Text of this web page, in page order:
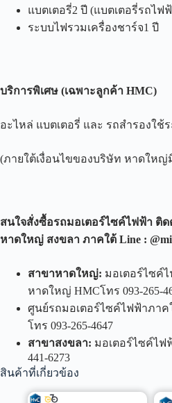
แบตเตอรี่2 ปี (แบตเตอรี่รถไฟ
ระบบไฟรวมเครื่องชาร์จ1 ปี
บริการพิเศษ (เฉพาะลูกค้า HMC)
อะไหล่ แบตเตอรี่ และ รถสำรองใช้
(ภายใต้เงื่อนไขของบริษัท หาดใหญ่
สนใจสั่งซื้อรถมอเตอร์ไซค์ไฟฟ้า ติ
หาดใหญ่ สงขลา ภาคใต้ Line :
สาขาหาดใหญ่: มอเตอร์ไซค์ไ
หาดใหญ่ HMCโทร 093-265-
ศูนย์รถมอเตอร์ไซค์ไฟฟ้าภาคใ
โทร 093-265-4647
สาขาสงขลา: มอเตอร์ไซค์ไฟ
441-6273
สินค้าที่เกี่ยวข้อง